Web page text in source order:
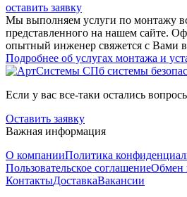
оставить заявку
Мы выполняем услуги по монтажу
представленного на нашем сайте.
опытный инженер свяжется с Вами
Подробнее об услугах монтажа и
Если у вас все-таки остались
Оставить заявку
Важная информация
О компанииПолитика
Пользовательское соглашениеОбмен
КонтактыДоставкаВакансии